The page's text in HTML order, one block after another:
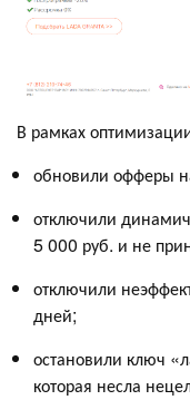
В рамках
обновили офферы
отключили
5 000 руб. и не
отключили
дней;
остановили ключ
которая несла